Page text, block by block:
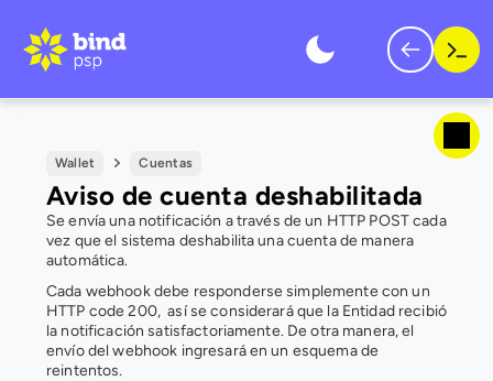
Wallet Cuentas
Aviso de cuenta deshabilitada
Se envía una notificación a través de un HTTP POST cada
vez que el sistema deshabilita una cuenta de manera
automática.
Cada webhook debe responderse simplemente con un
HTTP code 200,  así se considerará que la Entidad recibió
la notificación satisfactoriamente. De otra manera, el
envío del webhook ingresará en un esquema de
reintentos.